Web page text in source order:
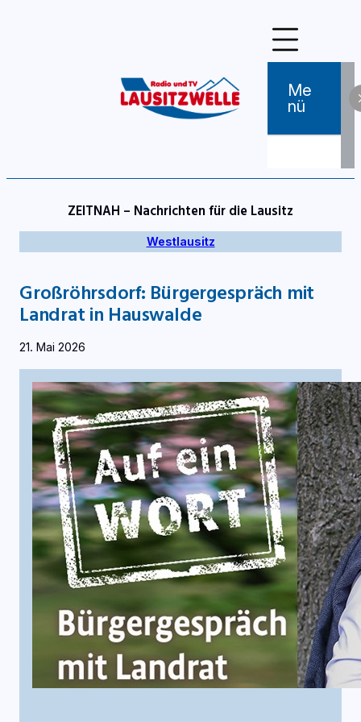
Me
Nü
ZEITNAH – Nachrichten für die Lausitz
Westlausitz
Großröhrsdorf: Bürgergespräch mit
Landrat in Hauswalde
21. Mai 2026